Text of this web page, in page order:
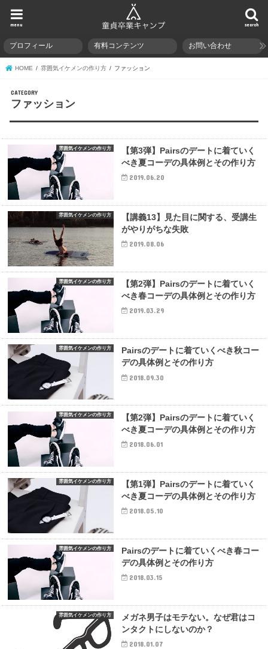
search
menu
プロフィール 有料コンテンツ お問い合わせ
HOME 雰囲気イケメンの作り方 ファッション
ファッション
雰囲気イケメンの作り方
【第3弾】Pairsのデートに着ていく
べき夏コーデの具体例とその作り方
2019.06.20
雰囲気イケメンの作り方
【講義13】見た目に関する、受講生
がやりがちな失敗
2019.08.06
雰囲気イケメンの作り方
【第2弾】Pairsのデートに着ていく
べき春コーデの具体例とその作り方
2019.03.29
雰囲気イケメンの作り方
Pairsのデートに着ていくべき秋コー
デの具体例とその作り方
2018.09.30
雰囲気イケメンの作り方
【第2弾】Pairsのデートに着ていく
べき夏コーデの具体例とその作り方
2018.06.01
雰囲気イケメンの作り方
【第1弾】Pairsのデートに着ていく
べき夏コーデの具体例とその作り方
2018.05.10
雰囲気イケメンの作り方
Pairsのデートに着ていくべき春コー
デの具体例とその作り方
2018.03.15
雰囲気イケメンの作り方
メガネ男子はモテない。なぜ君はコ
ンタクトにしないのか？
2018.01.07